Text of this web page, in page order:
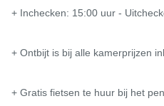
+ Inchecken: 15:00 uur -
+ Ontbijt is bij alle kamerprijzen
+ Gratis fietsen te huur bij het